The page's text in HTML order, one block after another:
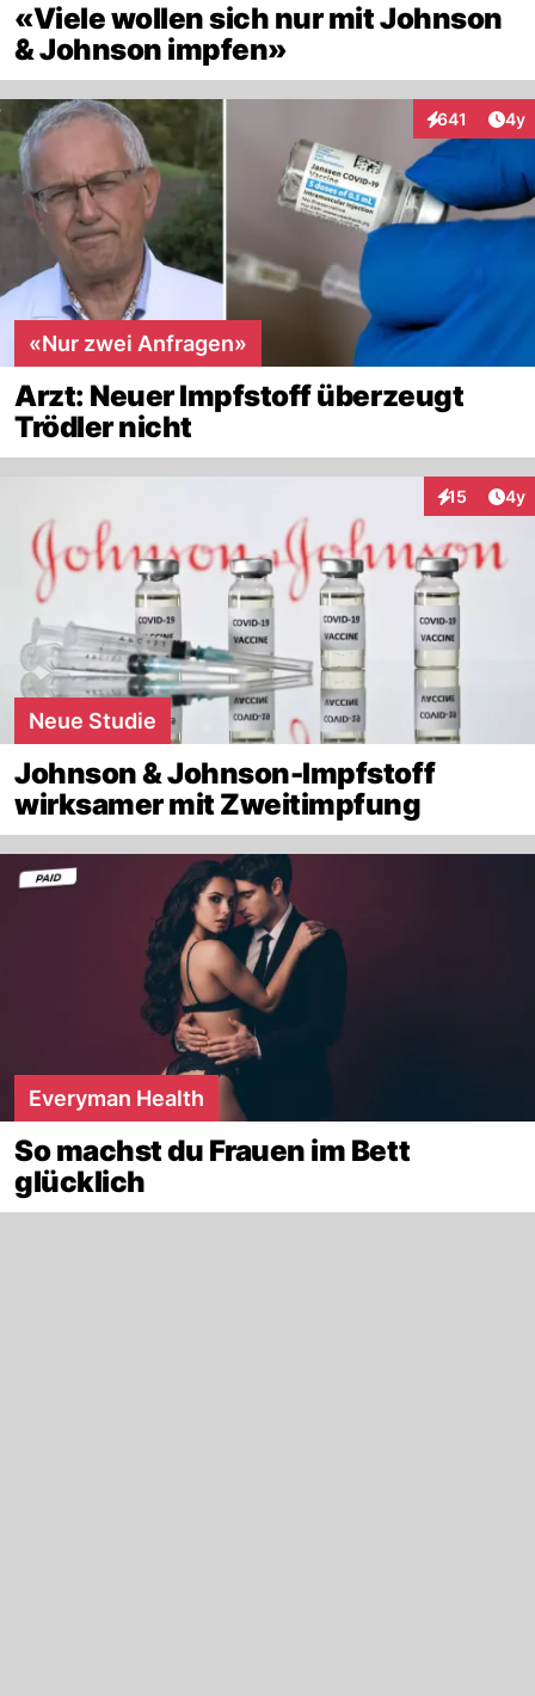
«Viele wollen sich nur mit Johnson
& Johnson impfen»
641
Interaktionen
4y
«Nur zwei Anfragen»
Arzt: Neuer Impfstoff überzeugt
Trödler nicht
15 4y
Neue Studie
Johnson & Johnson-Impfstoff
wirksamer mit Zweitimpfung
Everyman Health
So machst du Frauen im Bett
glücklich